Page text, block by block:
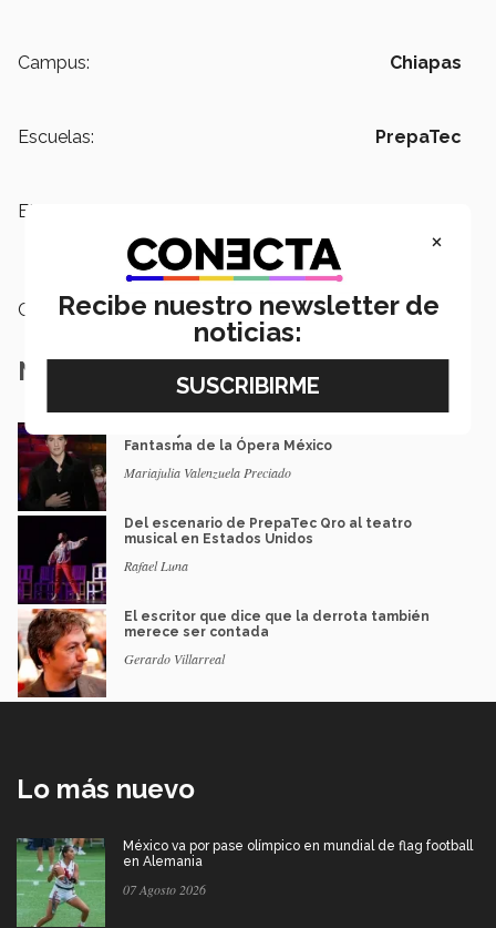
Campus: Chiapas
Escuelas: PrepaTec
Etiquetas:
Estudiantiles
Categoría: Arte y Cultura
Notas Relacionadas
Fantasma de la Ópera México
Mariajulia Valenzuela Preciado
Del escenario de PrepaTec Qro al teatro
musical en Estados Unidos
Rafael Luna
El escritor que dice que la derrota también
merece ser contada
Gerardo Villarreal
Lo más nuevo
México va por pase olímpico en mundial de flag football
en Alemania
07 Agosto 2026
×
Recibe nuestro newsletter de
noticias: